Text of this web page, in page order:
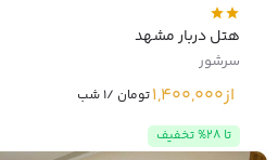
هتل دربار مشهد
سرشور
از1,400,000تومان /1 شب
تا 28% تخفیف